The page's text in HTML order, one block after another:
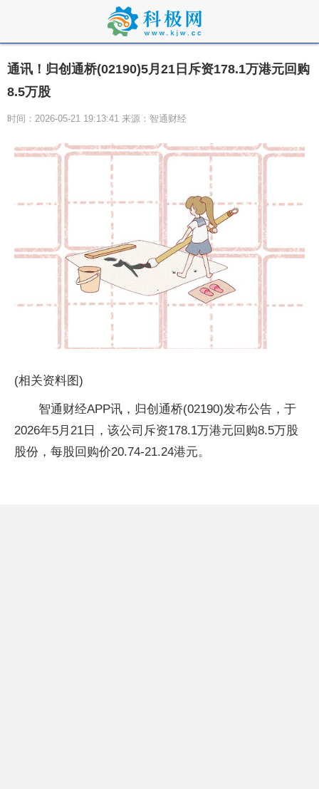
通讯！归创通桥(02190)5月21日斥资178.1万港元回购
8.5万股
时间：2026-05-21 19:13:41 来源：智通财经
(相关资料图)
智通财经APP讯，归创通桥(02190)发布公告，于
2026年5月21日，该公司斥资178.1万港元回购8.5万股
股份，每股回购价20.74-21.24港元。